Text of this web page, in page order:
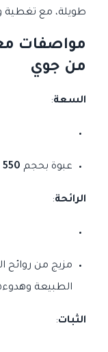
طويلة، مع تغطية
مواصفات
من جوي
السعة:
عبوة بحجم 550 مل
الرائحة:
مزيج من روائح
الطبيعة
الثبات: